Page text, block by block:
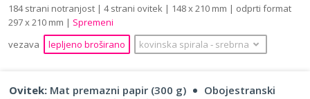
184 strani notranjost | 4 strani ovitek | 148 x 210 mm | odprti format
297 x 210 mm | Spremeni
vezava
lepljeno broširano kovinska spirala ‐ srebrna
Ovitek: Mat premazni papir (300 g)
Obojestranski